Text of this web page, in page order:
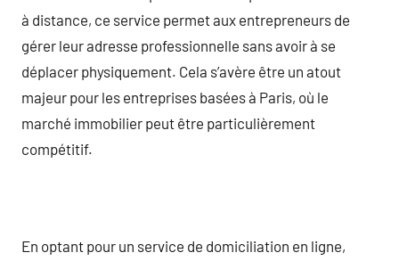
à distance, ce service permet aux entrepreneurs de
gérer leur adresse professionnelle sans avoir à se
déplacer physiquement. Cela s’avère être un atout
majeur pour les entreprises basées à Paris, où le
marché immobilier peut être particulièrement
compétitif.
En optant pour un service de domiciliation en ligne,